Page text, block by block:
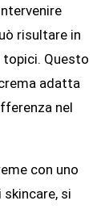
risultare in
Questo
adatta
nel
con uno
si